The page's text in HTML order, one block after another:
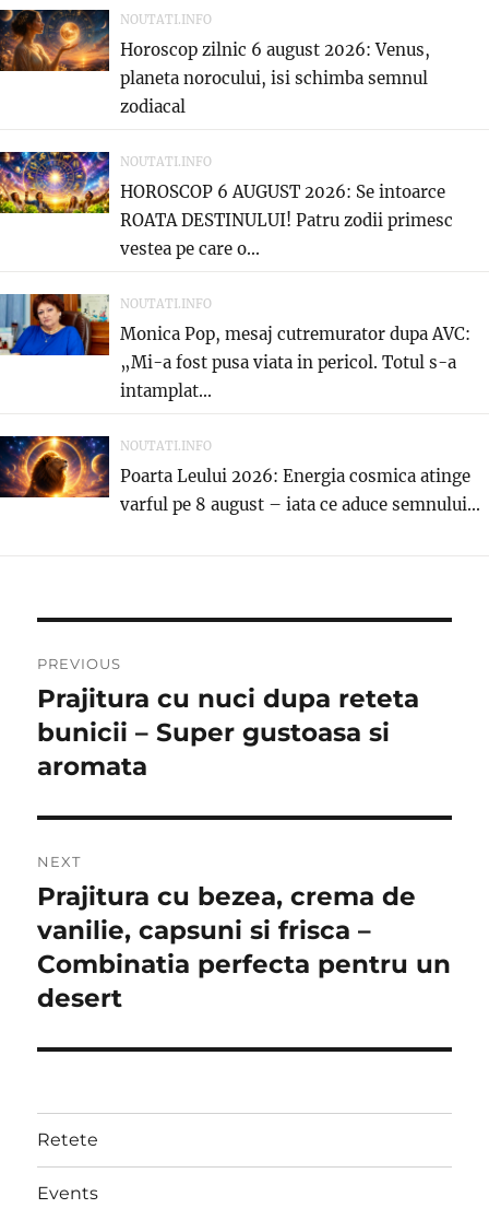
NOUTATI.INFO
Horoscop zilnic 6 august 2026: Venus,
planeta norocului, isi schimba semnul
zodiacal
NOUTATI.INFO
HOROSCOP 6 AUGUST 2026: Se intoarce
ROATA DESTINULUI! Patru zodii primesc
vestea pe care o...
NOUTATI.INFO
Monica Pop, mesaj cutremurator dupa AVC:
„Mi-a fost pusa viata in pericol. Totul s-a
intamplat...
NOUTATI.INFO
Poarta Leului 2026: Energia cosmica atinge
varful pe 8 august – iata ce aduce semnului...
navigation
PREVIOUS
Previous
post:
Prajitura cu nuci dupa reteta
bunicii – Super gustoasa si
aromata
NEXT
Next
post:
Prajitura cu bezea, crema de
vanilie, capsuni si frisca –
Combinatia perfecta pentru un
desert
Retete
Events